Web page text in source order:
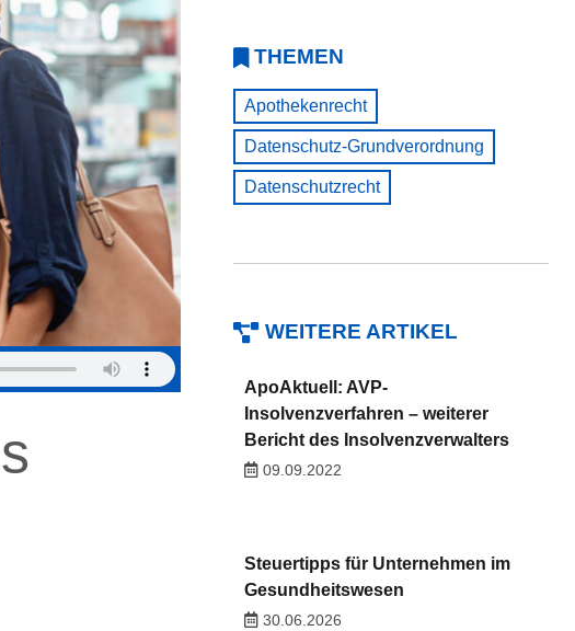
THEMEN
Apothekenrecht
Datenschutz-Grundverordnung
Datenschutzrecht
WEITERE ARTIKEL
ApoAktuell: AVP-
Insolvenzverfahren – weiterer
Bericht des Insolvenzverwalters
09.09.2022
Steuertipps für Unternehmen im
Gesundheitswesen
30.06.2026